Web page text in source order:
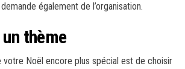
également de l’organisation.
thème
votre Noël encore plus spécial est de choisir